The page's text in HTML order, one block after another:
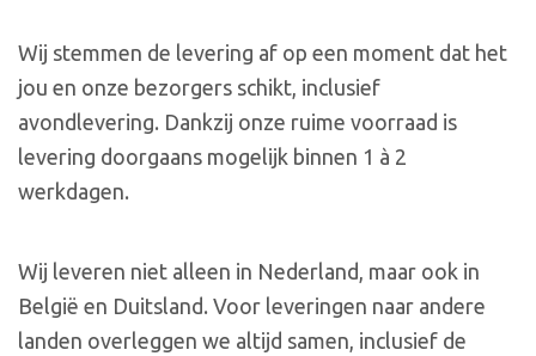
Wij stemmen de levering af op een moment dat het
jou en onze bezorgers schikt, inclusief
avondlevering. Dankzij onze ruime voorraad is
levering doorgaans mogelijk binnen 1 à 2
werkdagen.
Wij leveren niet alleen in Nederland, maar ook in
België en Duitsland. Voor leveringen naar andere
landen overleggen we altijd samen, inclusief de